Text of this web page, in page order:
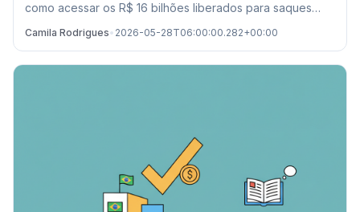
como acessar os R$ 16 bilhões liberados para saques
Camila Rodrigues• 2026-05-28T06:00:00.282+00:00